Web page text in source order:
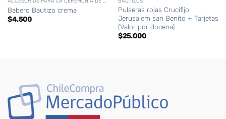
Babero Bautizo crema
$4.500
Pulseras rojas Crucifijo
Jerusalem san Benito + Tarjetas
(Valor por docena)
$25.000